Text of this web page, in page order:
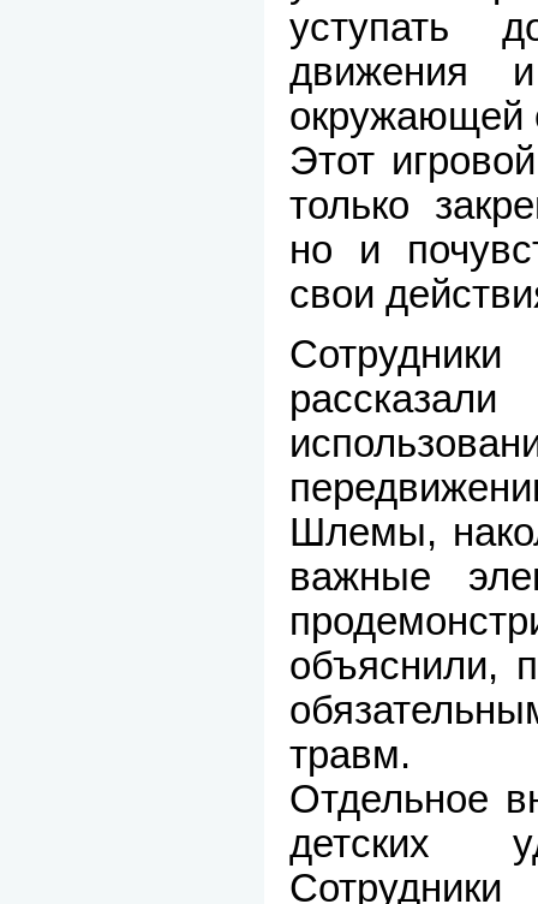
уступать
движения
окружающей
Этот
только
но и
свои
Шлемы,
важные
объяснили,
травм.
Отдельное
детских